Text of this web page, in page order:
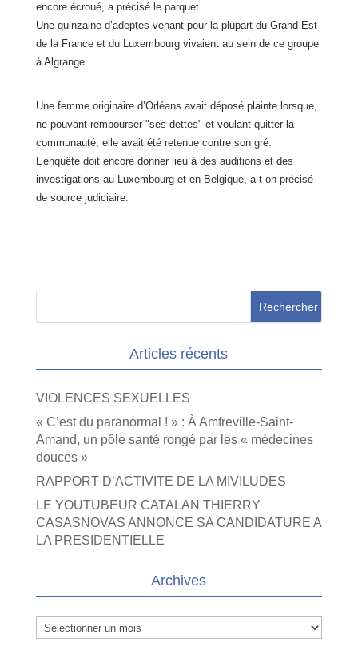
encore écroué, a précisé le parquet.
Une quinzaine d’adeptes venant pour la plupart du Grand Est
de la Franceet du Luxembourg vivaient au sein de ce groupe
à Algrange.
Une femme originaire d’Orléans avait déposé plainte lorsque,
ne pouvant rembourser "ses dettes" et voulant quitter la
communauté, elle avait été retenue contre son gré.
L’enquête doit encore donner lieu à des auditions et des
investigations au Luxembourg et en Belgique, a-t-on précisé
de source judiciaire.
Articles récents
VIOLENCES SEXUELLES
« C’est du paranormal ! » : À Amfreville-Saint-
Amand, un pôle santé rongé par les « médecines
douces »
RAPPORT D’ACTIVITE DE LA MIVILUDES
LE YOUTUBEUR CATALAN THIERRY
CASASNOVAS ANNONCE SA CANDIDATURE A
LA PRESIDENTIELLE
Archives
Archives